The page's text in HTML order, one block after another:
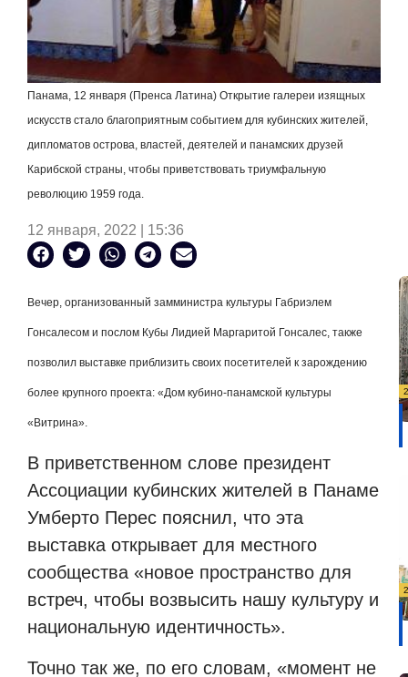
Панама, 12 января (Пренса Латина) Открытие галереи изящных
искусств стало благоприятным событием для кубинских жителей,
дипломатов острова, властей, деятелей и панамских друзей
Карибской страны, чтобы приветствовать триумфальную
революцию 1959 года.
12 января, 2022 | 15:36
Вечер, организованный замминистра культуры Габриэлем
Гонсалесом и послом Кубы Лидией Маргаритой Гонсалес, также
позволил выставке приблизить своих посетителей к зарождению
более крупного проекта: «Дом кубино-панамской культуры
«Витрина».
В приветственном слове президент
Ассоциации кубинских жителей в Панаме
Умберто Перес пояснил, что эта
выставка открывает для местного
сообщества «новое пространство для
встреч, чтобы возвысить нашу культуру и
национальную идентичность».
Точно так же, по его словам, «момент не